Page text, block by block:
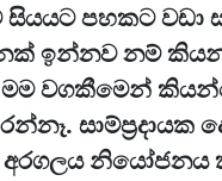
පහකට වඩා
ඉන්නව නම්
මම වගකීමෙන්
සාම්ප්‍රදායක
අරගලය නියෝජනය